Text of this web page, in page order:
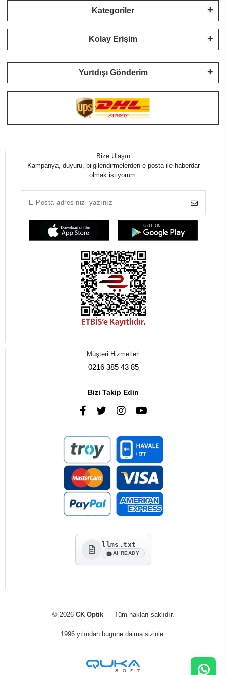
Kategoriler
Kolay Erişim
Yurtdışı Gönderim
Bize Ulaşın
Kampanya, duyuru, bilgilendirmelerden e-posta ile haberdar
olmak istiyorum.
Müşteri Hizmetleri
0216 385 43 85
Bizi Takip Edin
llms.txt
AI READY
© 2026 CK Optik— Tüm hakları saklıdır.
1996 yılından bugüne daima sizinle.